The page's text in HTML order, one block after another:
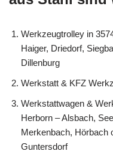
Werkzeugtrolley in
Haiger, Driedorf,
Dillenburg
Werkstatt & KFZ
Werkstattwagen &
Herborn – Alsbach,
Merkenbach, Hörbach
Guntersdorf